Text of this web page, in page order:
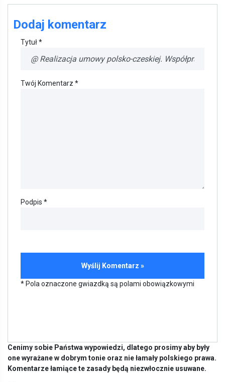
Dodaj komentarz
Tytuł *
Twój Komentarz *
Podpis *
* Pola oznaczone gwiazdką są polami obowiązkowymi
Cenimy sobie Państwa wypowiedzi, dlatego prosimy aby były
one wyrażane w dobrym tonie oraz nie łamały polskiego prawa.
Komentarze łamiące te zasady będą niezwłocznie usuwane.